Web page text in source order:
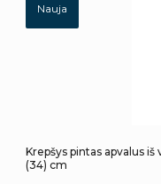
Nauja
Krepšys pintas apvalus iš vandens hiacintų BORSO D37xH28
(34) cm